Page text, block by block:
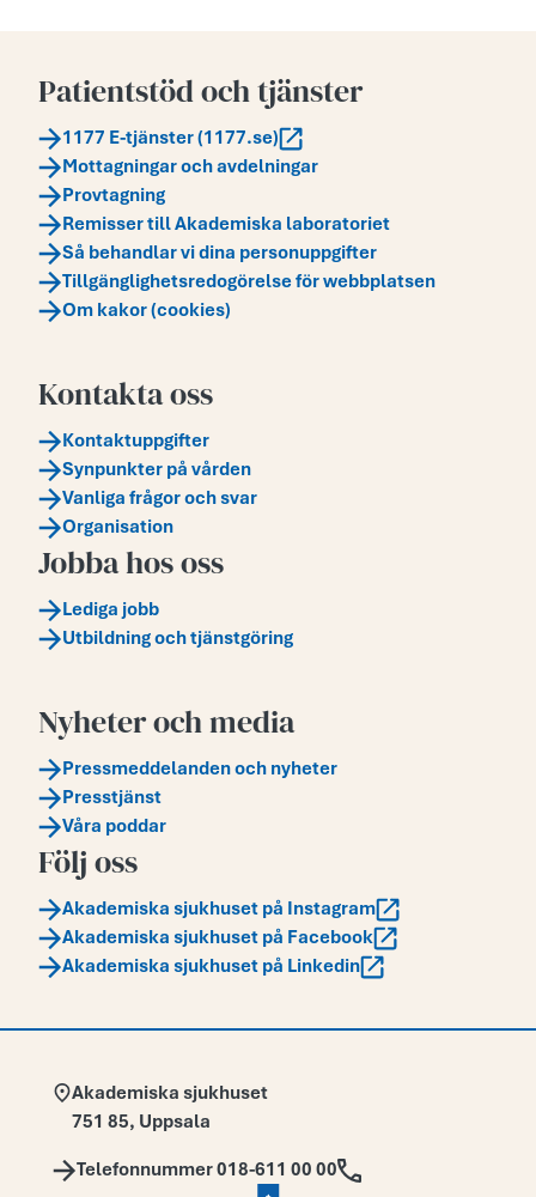
Patientstöd och tjänster
1177 E-tjänster (1177.se)
Mottagningar och avdelningar
Provtagning
Remisser till Akademiska laboratoriet
Så behandlar vi dina personuppgifter
Tillgänglighetsredogörelse för webbplatsen
Om kakor (cookies)
Kontakta oss
Kontaktuppgifter
Synpunkter på vården
Vanliga frågor och svar
Organisation
Jobba hos oss
Lediga jobb
Utbildning och tjänstgöring
Nyheter och media
Pressmeddelanden och nyheter
Presstjänst
Våra poddar
Följ oss
Akademiska sjukhuset på Instagram
Akademiska sjukhuset på Facebook
Akademiska sjukhuset på Linkedin
Adress:
Akademiska sjukhuset
751 85, Uppsala
Telefon:
Telefonnummer 018-611 00 00